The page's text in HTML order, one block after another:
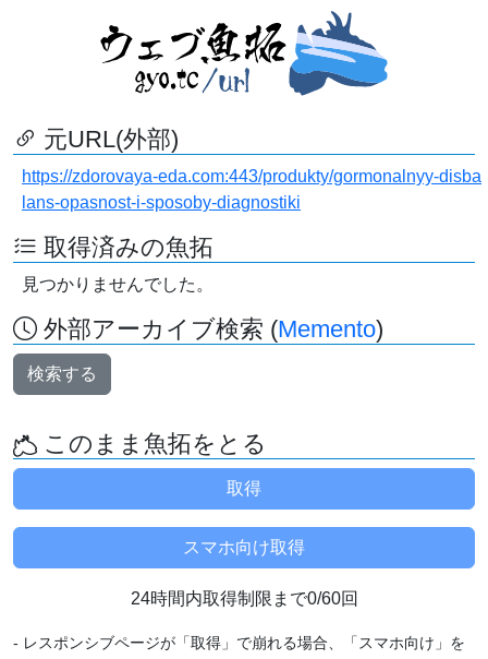
元URL(外部)
https://zdorovaya-eda.com:443/produkty/gormonalnyy-disba
lans-opasnost-i-sposoby-diagnostiki
取得済みの魚拓
見つかりませんでした。
外部アーカイブ検索 (Memento)
検索する
このまま魚拓をとる
24時間内取得制限まで0/60回
- レスポンシブページが「取得」で崩れる場合、「スマホ向け」を